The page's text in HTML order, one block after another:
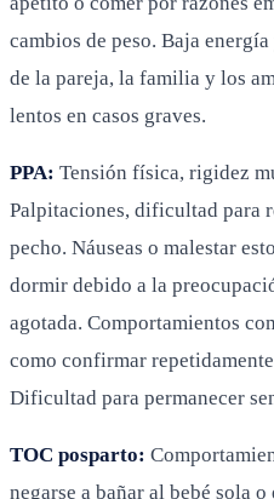
cambios de peso. Baja
de la pareja, la familia y los
lentos en casos graves.
PPA: Tensión física, rigidez
Palpitaciones, dificultad para
pecho. Náuseas o malestar
dormir debido a la
agotada. Comportamientos
como confirmar
Dificultad para permanecer
TOC posparto:
negarse a bañar al bebé sola